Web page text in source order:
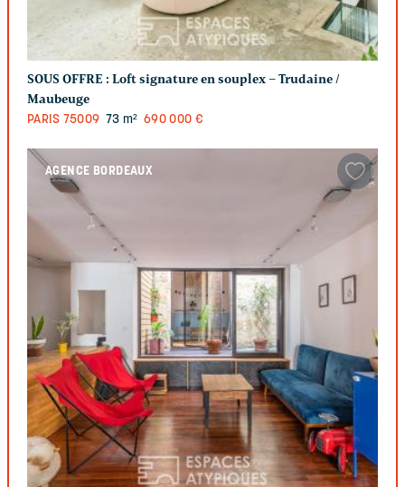
SOUS OFFRE : Loft signature en souplex – Trudaine /
Maubeuge
PARIS 75009 73 m² 690 000 €
AGENCE BORDEAUX